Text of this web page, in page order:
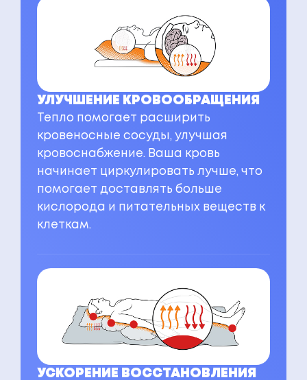
УЛУЧШЕНИЕ КРОВООБРАЩЕНИЯ
Тепло помогает расширить
кровеносные сосуды, улучшая
кровоснабжение. Ваша кровь
начинает циркулировать лучше, что
помогает доставлять больше
кислорода и питательных веществ к
клеткам.
УСКОРЕНИЕ ВОССТАНОВЛЕНИЯ